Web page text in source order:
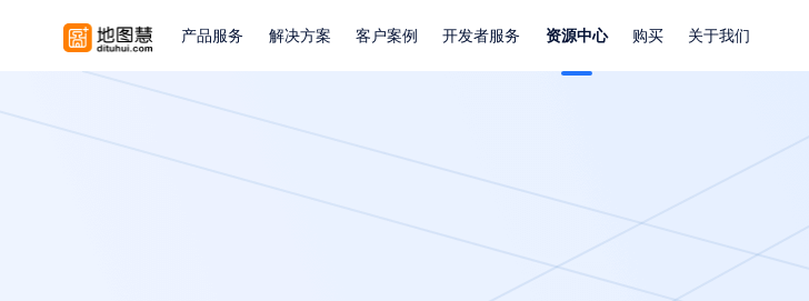
产品服务 解决方案 客户案例 开发者服务 资源中心 购买 关于我们